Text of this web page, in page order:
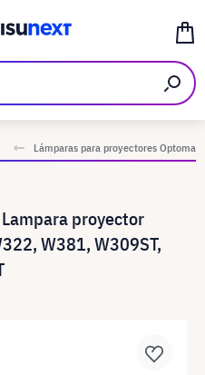
Lámparas para proyectores Optoma
proyector
W381, W309ST,